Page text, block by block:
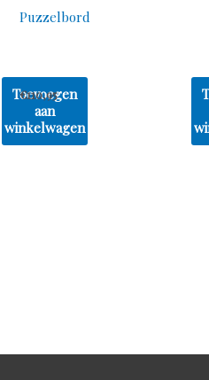
Toevoegen
aan
winkelwagen
Puzzelbord
€110,95